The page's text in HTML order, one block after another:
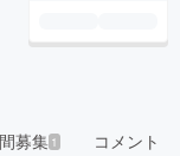
募集 1 コメント